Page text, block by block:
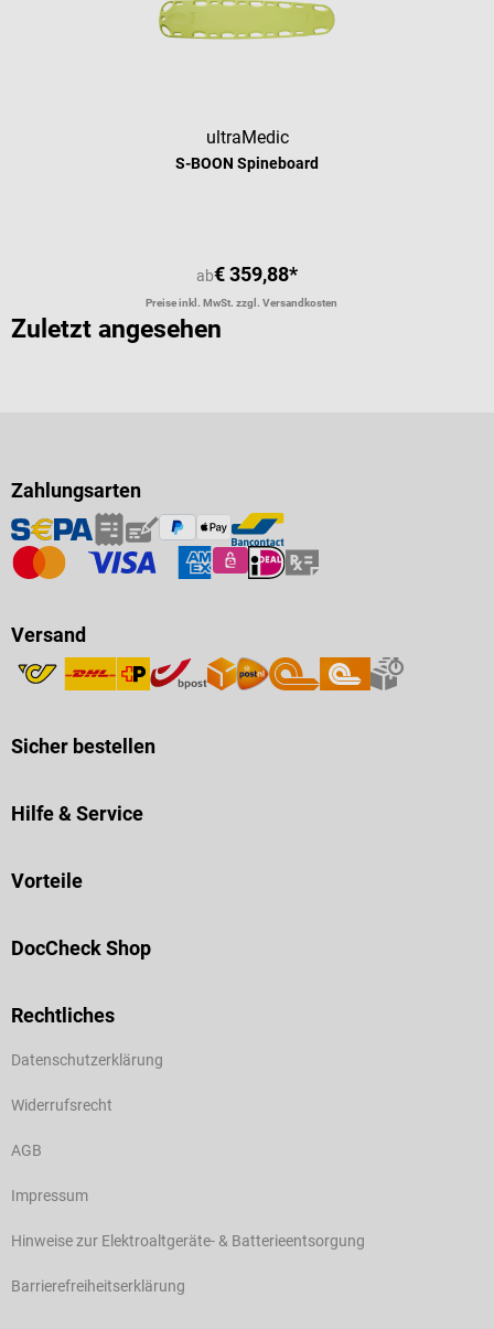
ultraMedic
S-BOON Spineboard
ab€ 359,88*
Preise inkl. MwSt. zzgl. Versandkosten
Zuletzt angesehen
Zahlungsarten
Versand
Sicher bestellen
Hilfe & Service
Vorteile
DocCheck Shop
Rechtliches
Datenschutzerklärung
Widerrufsrecht
AGB
Impressum
Hinweise zur Elektroaltgeräte- & Batterieentsorgung
Barrierefreiheitserklärung